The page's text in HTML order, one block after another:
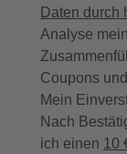
Daten durch
Analyse
Coupons
Mein
Nach
ich einen 10